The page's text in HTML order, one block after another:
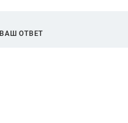
ВАШ ОТВЕТ